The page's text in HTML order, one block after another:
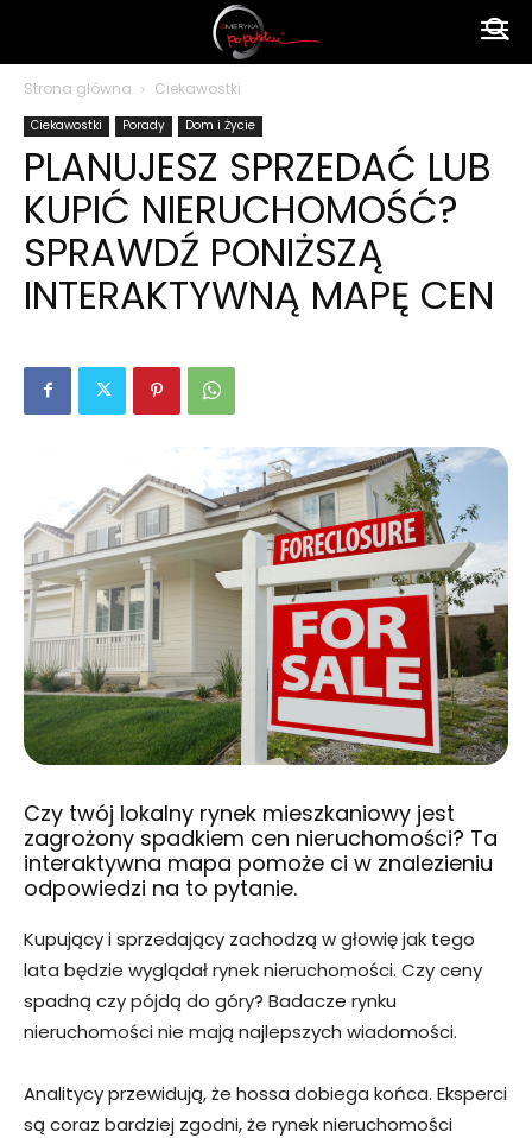
polsku
Strona główna Ciekawostki
Ciekawostki Porady Dom i Życie
PLANUJESZ SPRZEDAĆ LUB
KUPIĆ NIERUCHOMOŚĆ?
SPRAWDŹ PONIŻSZĄ
INTERAKTYWNĄ MAPĘ CEN
Czy twój lokalny rynek mieszkaniowy jest
zagrożony spadkiem cen nieruchomości? Ta
interaktywna mapa pomoże ci w znalezieniu
odpowiedzi na to pytanie.
Kupujący i sprzedający zachodzą w głowię jak tego
lata będzie wyglądał rynek nieruchomości. Czy ceny
spadną czy pójdą do góry? Badacze rynku
nieruchomości nie mają najlepszych wiadomości.
Analitycy przewidują, że hossa dobiega końca. Eksperci
są coraz bardziej zgodni, że rynek nieruchomości